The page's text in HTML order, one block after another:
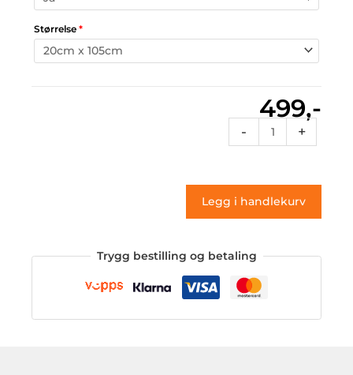
Størrelse *
499,-
-
207
antall
+
Legg i handlekurv
Trygg bestilling og betaling